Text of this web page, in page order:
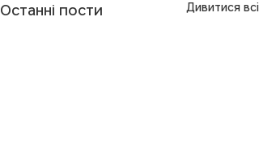
Останні пости Дивитися всі